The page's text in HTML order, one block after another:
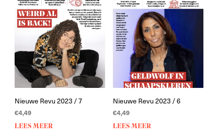
Nieuwe Revu 2023 / 7
€4,49
LEES MEER
Nieuwe Revu 2023 / 6
€4,49
LEES MEER